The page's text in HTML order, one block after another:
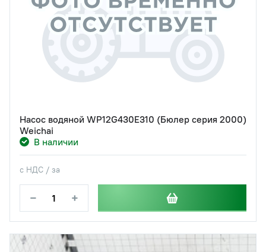
Насос водяной WP12G430E310 (Бюлер серия 2000)
Weichai
В наличии
с НДС / за
− +